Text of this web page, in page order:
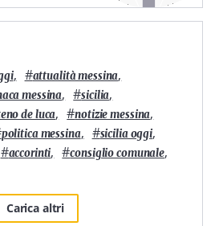
, #attualità messina,
messina, #sicilia,
de luca, #notizie messina,
politica messina, #sicilia oggi,
#accorinti, #consiglio comunale,
Carica altri